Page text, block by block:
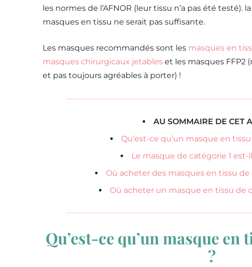
les normes de l’AFNOR (leur tissu n’a pas été
masques en tissu ne serait pas suffisante.
Les masques recommandés sont les masques en
masques chirurgicaux jetables et les masques FFP2
et pas toujours agréables à porter) !
AU SOMMAIRE DE CET
Qu’est-ce qu’un masque en
Le masque de catégorie 1 est-
Où acheter des masques en tissu de
Où acheter un masque en tissu de
Qu’est-ce qu’un masque en
?